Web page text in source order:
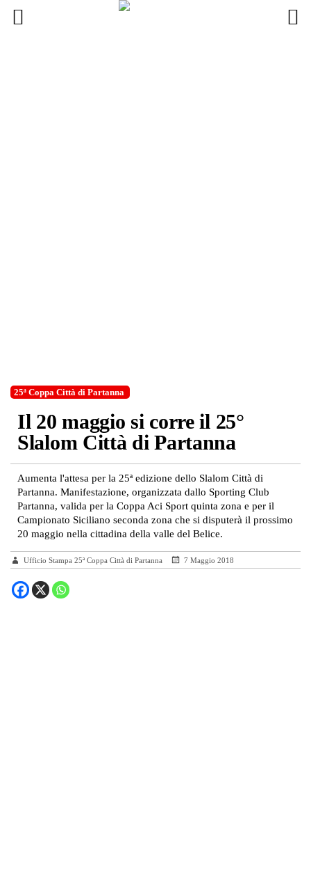
25ª Coppa Città di Partanna
Il 20 maggio si corre il 25°
Slalom Città di Partanna
Aumenta l'attesa per la 25ª edizione dello Slalom Città di
Partanna. Manifestazione, organizzata dallo Sporting Club
Partanna, valida per la Coppa Aci Sport quinta zona e per il
Campionato Siciliano seconda zona che si disputerà il prossimo
20 maggio nella cittadina della valle del Belice.
Ufficio Stampa 25ª Coppa Città di Partanna 7 Maggio 2018